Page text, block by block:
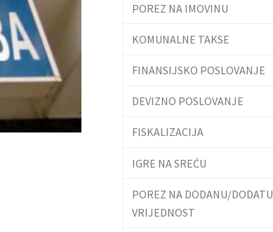
POREZ NA IMOVINU
KOMUNALNE TAKSE
FINANSIJSKO POSLOVANJE
DEVIZNO POSLOVANJE
FISKALIZACIJA
IGRE NA SREĆU
POREZ NA DODANU/DODATU
VRIJEDNOST